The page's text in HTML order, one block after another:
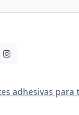
adhesivas para